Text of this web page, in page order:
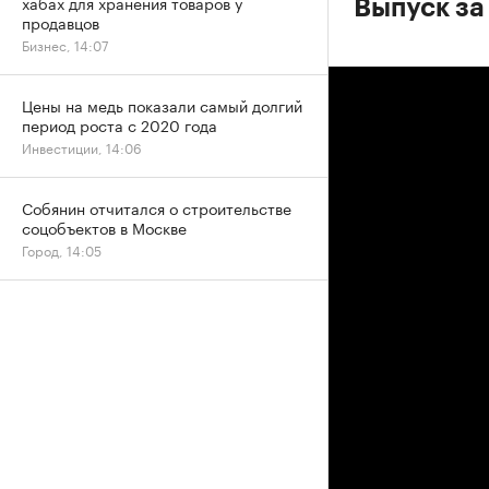
Выпуск
продавцов
Бизнес, 14:07
Цены на медь показали самый долгий
период роста с 2020 года
Инвестиции, 14:06
Собянин отчитался о строительстве
соцобъектов в Москве
Город, 14:05